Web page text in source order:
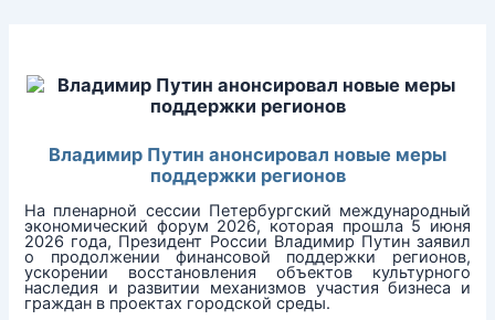
Владимир Путин анонсировал новые меры
поддержки регионов
На пленарной сессии Петербургский международный
экономический форум 2026, которая прошла 5 июня
2026 года, Президент России Владимир Путин заявил
о продолжении финансовой поддержки регионов,
ускорении восстановления объектов культурного
наследия и развитии механизмов участия бизнеса и
граждан в проектах городской среды.